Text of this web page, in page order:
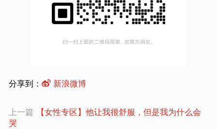
分享到： 新浪微博
上一篇
【女性专区】他让我很舒服，但是我为什么会
哭